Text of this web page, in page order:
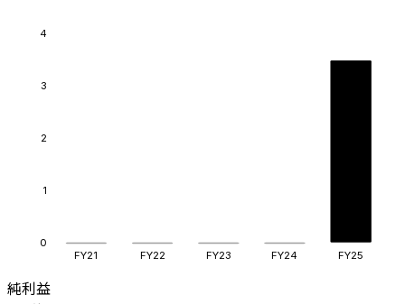
0
1
2
3
4
FY21 FY22 FY23 FY24 FY25
純利益